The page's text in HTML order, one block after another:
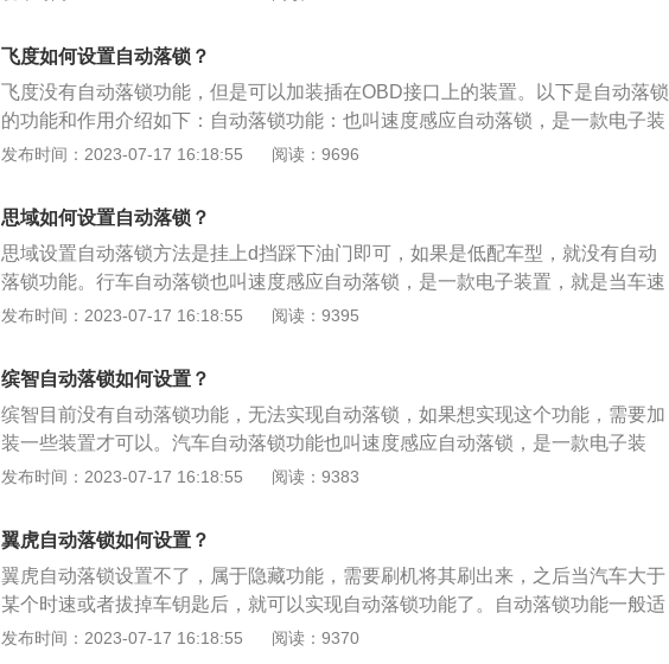
2610毫米。搭载了1.5升自然吸气发动机，最大功率是96千瓦，最大扭矩是155牛
米，与其匹配的是6挡手动变速箱。（数据来源于百度有驾官网）缤智推出的可
开闭式全景天窗，为驾乘者带来舒适的自然采光和多视角景观，轻快顺畅的CVT
变速器，带来爽快而动力十足的驾驶感受，配备7英寸高精细显示屏的智能屏互
联系统，实现了缤智的数字化娱乐座舱。在安全方面，缤智采用了HONDA全新
现了高水准的碰撞安全性能。
飞度如何设置自动落锁？
飞度没有自动落锁功能，但是可以加装插在OBD接口上的装置。以下是自动落锁
的功能和作用介绍如下：自动落锁功能：也叫速度感应自动落锁，是一款电子装
置，就是当车速达到电脑设定的那个速度，门上的锁止按钮会自动按下，防止不
盗，行车后能够很快落锁，防止堵车和等红绿灯时被拉门抢劫，可以起到一定的
安全防范作用。而且对车内有儿童的乘客起到保护作用，防止汽车在行驶中，未
懂事的幼儿乘客将车门扳手打开。
发布时间：2023-07-17 16:18:55 阅读：9696
思域如何设置自动落锁？
思域设置自动落锁方法是挂上d挡踩下油门即可，如果是低配车型，就没有自动
落锁功能。行车自动落锁也叫速度感应自动落锁，是一款电子装置，就是当车速
达到电脑设定的那个速度，门上的锁止按钮会自动按下，防止不慎误开车门。自
门；3、对车内儿童起到保护作用，防止在行驶中儿童乘客将车门打开。思域是
本田汽车旗下推出的一款紧凑型轿车，引擎类型为水冷四冲程直列四缸、16气
阀，前悬挂系统为麦弗逊式独立悬挂，后悬挂系统为多连杆式独立悬挂。
发布时间：2023-07-17 16:18:55 阅读：9395
缤智自动落锁如何设置？
缤智目前没有自动落锁功能，无法实现自动落锁，如果想实现这个功能，需要加
装一些装置才可以。汽车自动落锁功能也叫速度感应自动落锁，是一款电子装
置，就是当车速达到电脑设定的速度值时，门上的锁止按钮会自动按下，防止不
机，一款是1.5升自然吸气发动机，另一款是1.5升涡轮增压发动机；其前悬架使
用了麦弗逊独立悬架，后悬架使用了扭力梁非独立悬架。该车的长宽高分别为42
94mm、1772mm、1605mm，轴距为2610mm。
发布时间：2023-07-17 16:18:55 阅读：9383
翼虎自动落锁如何设置？
翼虎自动落锁设置不了，属于隐藏功能，需要刷机将其刷出来，之后当汽车大于
某个时速或者拔掉车钥匙后，就可以实现自动落锁功能了。自动落锁功能一般适
用于两种情景：1、汽车时速大于每小时20千米后，车门就会自动锁止；2、当汽
发布时间：2023-07-17 16:18:55 阅读：9370